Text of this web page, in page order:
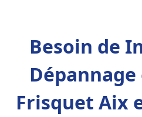
Besoin de
Frisquet Aix